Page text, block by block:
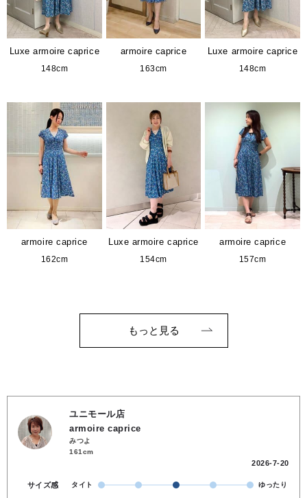
Luxe armoire caprice
148cm
armoire caprice
163cm
Luxe armoire caprice
148cm
armoire caprice
162cm
Luxe armoire caprice
154cm
armoire caprice
157cm
もっと見る
ユニモール店
armoire caprice
みつよ
161cm
2026-7-20
サイズ感 タイト ゆったり